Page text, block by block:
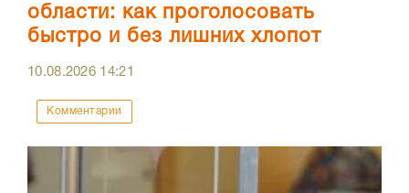
области: как проголосовать
быстро и без лишних хлопот
10.08.2026 14:21
Комментарии